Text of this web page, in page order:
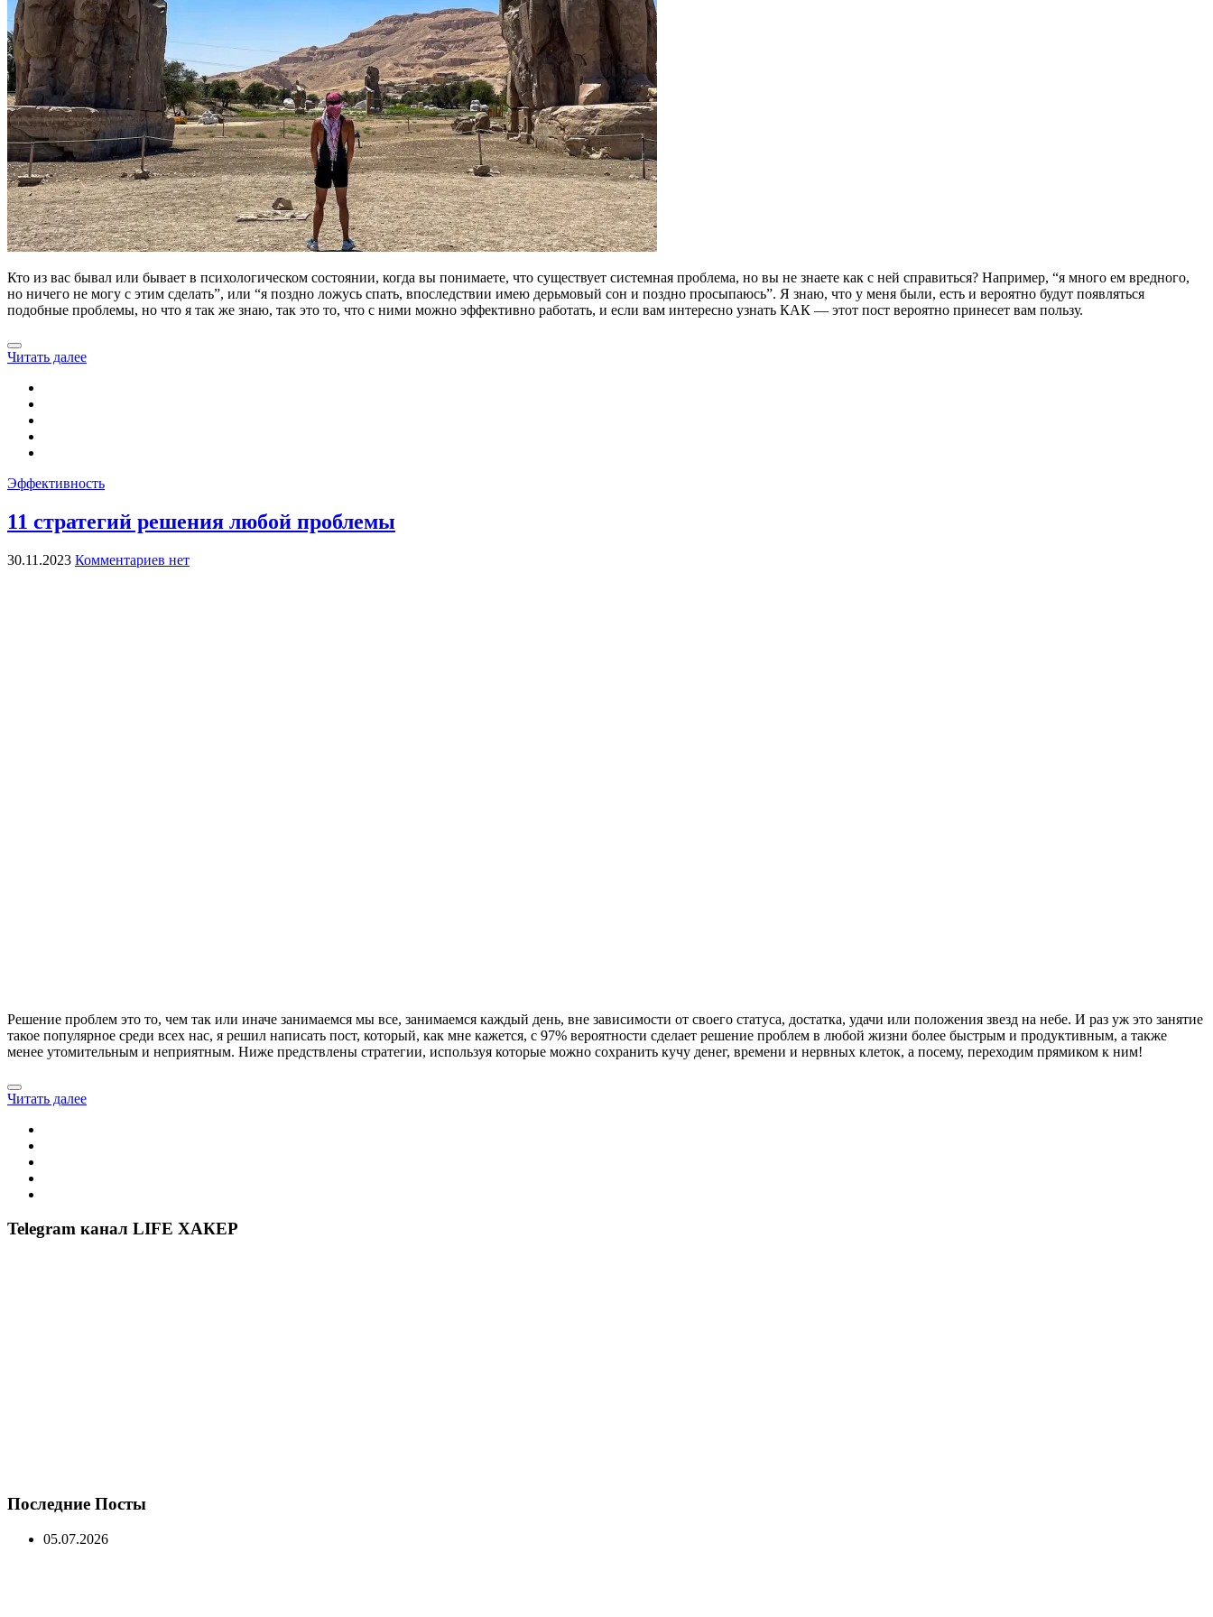
Кто из вас бывал или бывает в психологическом состоянии, когда вы понимаете, что существует системная проблема, но вы не знаете как с ней справиться? Например, “я много ем вредного,
но ничего не могу с этим сделать”, или “я поздно ложусь спать, впоследствии имею дерьмовый сон и поздно просыпаюсь”. Я знаю, что у меня были, есть и вероятно будут появляться
подобные проблемы, но что я так же знаю, так это то, что с ними можно эффективно работать, и если вам интересно узнать КАК — этот пост вероятно принесет вам пользу.
Читать далее
Эффективность
11 стратегий решения любой проблемы
30.11.2023 Комментариев нет
Решение проблем это то, чем так или иначе занимаемся мы все, занимаемся каждый день, вне зависимости от своего статуса, достатка, удачи или положения звезд на небе. И раз уж это занятие
такое популярное среди всех нас, я решил написать пост, который, как мне кажется, с 97% вероятности сделает решение проблем в любой жизни более быстрым и продуктивным, а также
менее утомительным и неприятным. Ниже предствлены стратегии, используя которые можно сохранить кучу денег, времени и нервных клеток, а посему, переходим прямиком к ним!
Читать далее
Telegram канал LIFE ХАКЕР
Последние Посты
05.07.2026